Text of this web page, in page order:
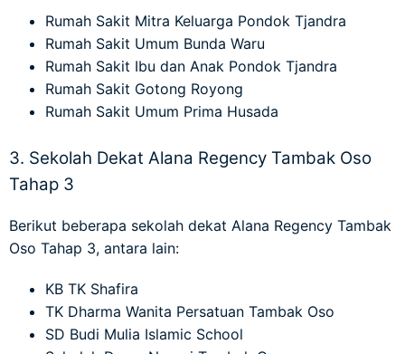
Rumah Sakit Mitra Keluarga Pondok Tjandra
Rumah Sakit Umum Bunda Waru
Rumah Sakit Ibu dan Anak Pondok Tjandra
Rumah Sakit Gotong Royong
Rumah Sakit Umum Prima Husada
3. Sekolah Dekat Alana Regency Tambak Oso
Tahap 3
Berikut beberapa sekolah dekat Alana Regency Tambak
Oso Tahap 3, antara lain:
KB TK Shafira
TK Dharma Wanita Persatuan Tambak Oso
SD Budi Mulia Islamic School